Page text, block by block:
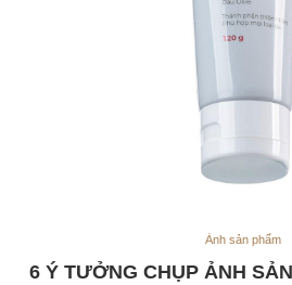
Ảnh sản phẩm
6 Ý TƯỞNG CHỤP ẢNH